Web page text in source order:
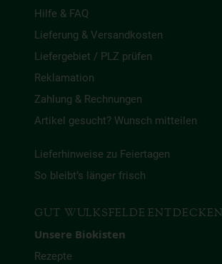
Hilfe & FAQ
Lieferung & Versandkosten
Liefergebiet / PLZ prüfen
Reklamation
Zahlung & Rechnungen
Artikel gesucht? Wunsch mitteilen
Lieferhinweise zu Feiertagen
So bleibt’s länger frisch
GUT WULKSFELDE ENTDECKEN
Unsere Biokisten
Rezepte